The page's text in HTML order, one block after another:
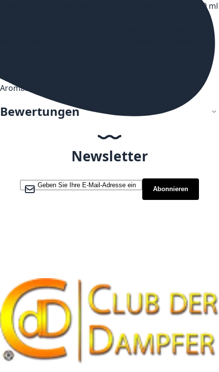
FlavourArt stellt das New York Cheesecake Aroma als 10 ml
optional Nikotin auf eine Endkonzentration von 2-3 %
Aromaanteil erfolgen sollte.
Bewertungen
Newsletter
Melden Sie sich für unseren Newsletter an:
Abonnieren